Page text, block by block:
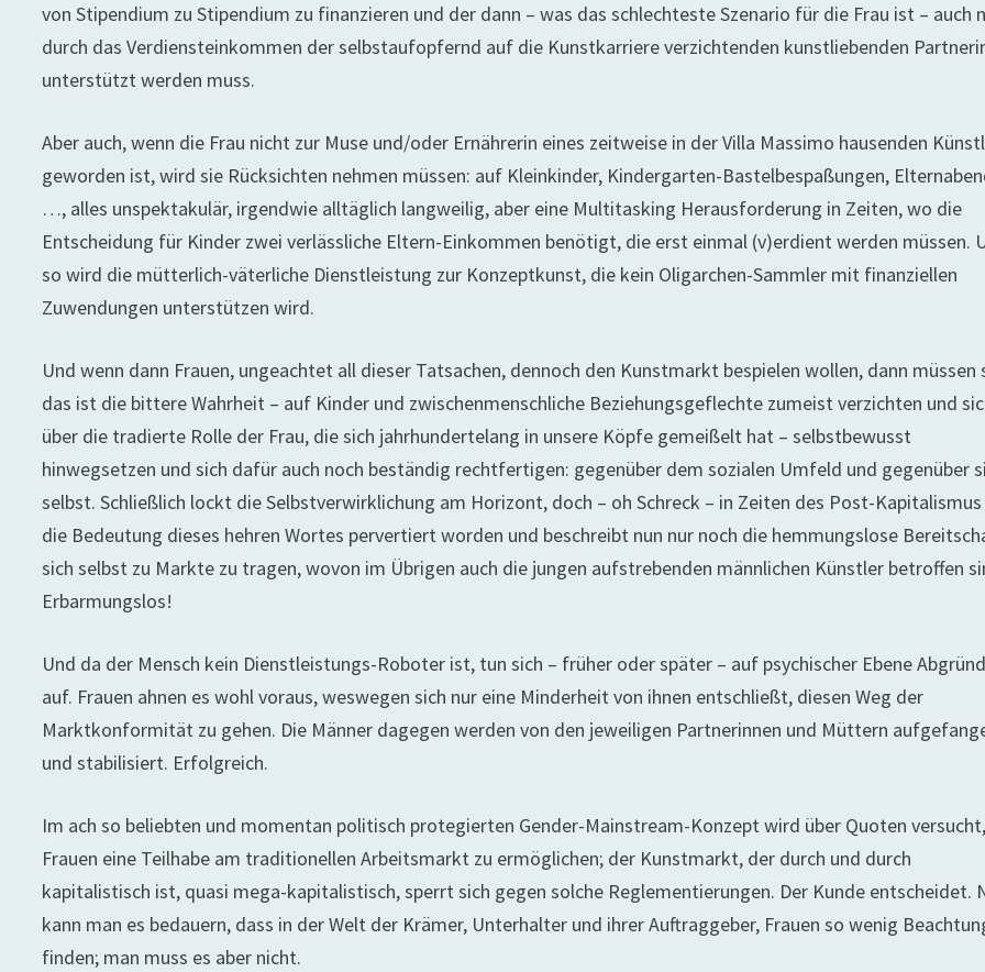
von Stipendium zu Stipendium zu finanzieren und der dann – was das schlechteste Szenario für die Frau ist – auch
durch das Verdiensteinkommen der selbstaufopfernd auf die Kunstkarriere verzichtenden kunstliebenden
unterstützt werden muss.
Aber auch, wenn die Frau nicht zur Muse und/oder Ernährerin eines zeitweise in der Villa Massimo hausenden
geworden ist, wird sie Rücksichten nehmen müssen: auf Kleinkinder, Kindergarten-Bastelbespaßungen,
…, alles unspektakulär, irgendwie alltäglich langweilig, aber eine Multitasking Herausforderung in Zeiten, wo die
Entscheidung für Kinder zwei verlässliche Eltern-Einkommen benötigt, die erst einmal (v)erdient werden müssen.
so wird die mütterlich-väterliche Dienstleistung zur Konzeptkunst, die kein Oligarchen-Sammler mit finanziellen
Zuwendungen unterstützen wird.
Und wenn dann Frauen, ungeachtet all dieser Tatsachen, dennoch den Kunstmarkt bespielen wollen, dann müssen
das ist die bittere Wahrheit – auf Kinder und zwischenmenschliche Beziehungsgeflechte zumeist verzichten und
über die tradierte Rolle der Frau, die sich jahrhundertelang in unsere Köpfe gemeißelt hat – selbstbewusst
hinwegsetzen und sich dafür auch noch beständig rechtfertigen: gegenüber dem sozialen Umfeld und gegenüber
selbst. Schließlich lockt die Selbstverwirklichung am Horizont, doch – oh Schreck – in Zeiten des Post-
die Bedeutung dieses hehren Wortes pervertiert worden und beschreibt nun nur noch die hemmungslose
sich selbst zu Markte zu tragen, wovon im Übrigen auch die jungen aufstrebenden männlichen Künstler betroffen
Erbarmungslos!
Und da der Mensch kein Dienstleistungs-Roboter ist, tun sich – früher oder später – auf psychischer Ebene
auf. Frauen ahnen es wohl voraus, weswegen sich nur eine Minderheit von ihnen entschließt, diesen Weg der
Marktkonformität zu gehen. Die Männer dagegen werden von den jeweiligen Partnerinnen und Müttern
und stabilisiert. Erfolgreich.
Im ach so beliebten und momentan politisch protegierten Gender-Mainstream-Konzept wird über Quoten versucht,
Frauen eine Teilhabe am traditionellen Arbeitsmarkt zu ermöglichen; der Kunstmarkt, der durch und durch
kapitalistisch ist, quasi mega-kapitalistisch, sperrt sich gegen solche Reglementierungen. Der Kunde entscheidet.
kann man es bedauern, dass in der Welt der Krämer, Unterhalter und ihrer Auftraggeber, Frauen so wenig
finden; man muss es aber nicht.